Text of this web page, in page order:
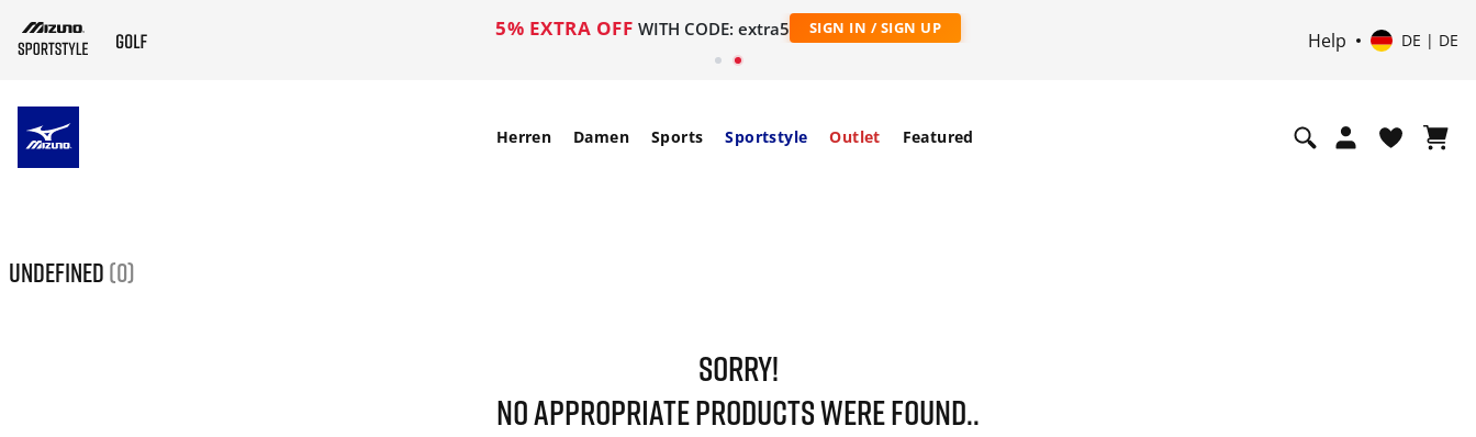
5% EXTRA OFF WITH CODE: extra5 SIGN IN / SIGN UP
Help DE | DE
Herren Damen Sports Sportstyle Outlet Featured
undefined (0)
SORRY!
NO APPROPRIATE PRODUCTS WERE FOUND..